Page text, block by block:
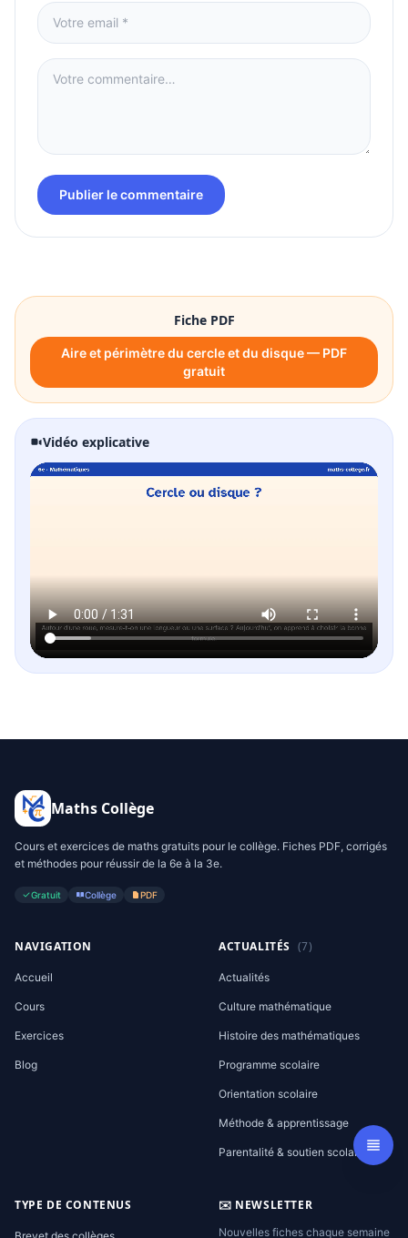
Publier le commentaire
Fiche PDF
Aire et périmètre du cercle et du disque — PDF
gratuit
Vidéo explicative
Maths Collège
Cours et exercices de maths gratuits pour le collège. Fiches PDF, corrigés
et méthodes pour réussir de la 6e à la 3e.
Gratuit Collège PDF
NAVIGATION
Accueil
Cours
Exercices
Blog
ACTUALITÉS (7)
Actualités
Culture mathématique
Histoire des mathématiques
Programme scolaire
Orientation scolaire
Méthode & apprentissage
Parentalité & soutien scolaire
TYPE DE CONTENUS ✉️ NEWSLETTER
Nouvelles fiches chaque semaine